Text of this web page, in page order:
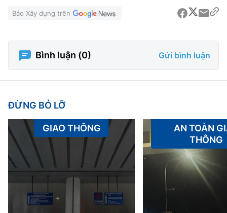
Báo Xây dựng trên
Bình luận (0) Gửi bình luận
ĐỪNG BỎ LỠ
GIAO THÔNG
AN TOÀN
THÔNG